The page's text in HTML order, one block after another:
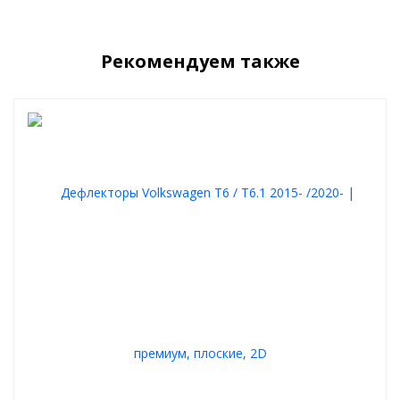
Купить дефлекторы окон Volkswagen Transporter T6 2015+
можно прямо сейчас – оформляйте заказ и обеспечьте своему
Рекомендуем также